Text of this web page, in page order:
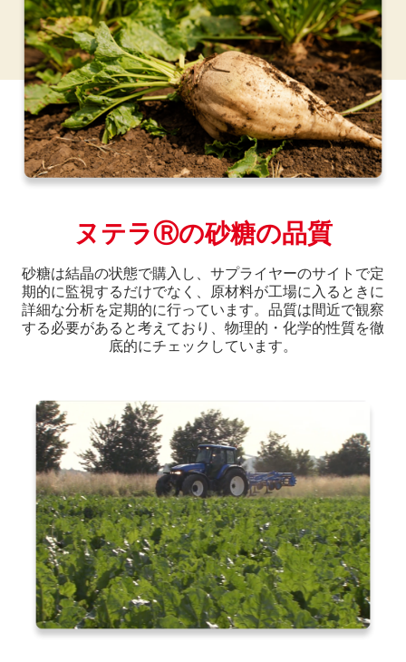
ヌテラⓇの砂糖の品質
砂糖は結晶の状態で購入し、サプライヤーのサイトで定
期的に監視するだけでなく、原材料が工場に入るときに
詳細な分析を定期的に行っています。品質は間近で観察
する必要があると考えており、物理的・化学的性質を徹
底的にチェックしています。